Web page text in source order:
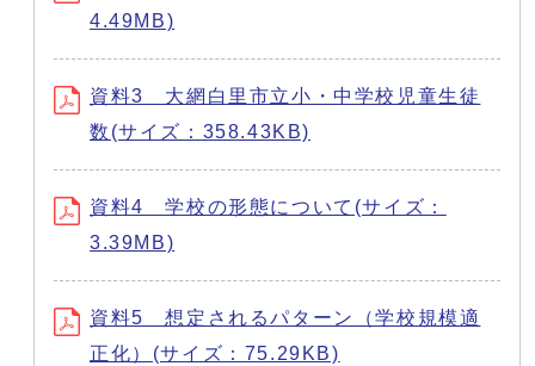
4.49MB)
資料3 大網白里市立小・中学校児童生徒
数(サイズ：358.43KB)
資料4 学校の形態について(サイズ：
3.39MB)
資料5 想定されるパターン（学校規模適
正化）(サイズ：75.29KB)